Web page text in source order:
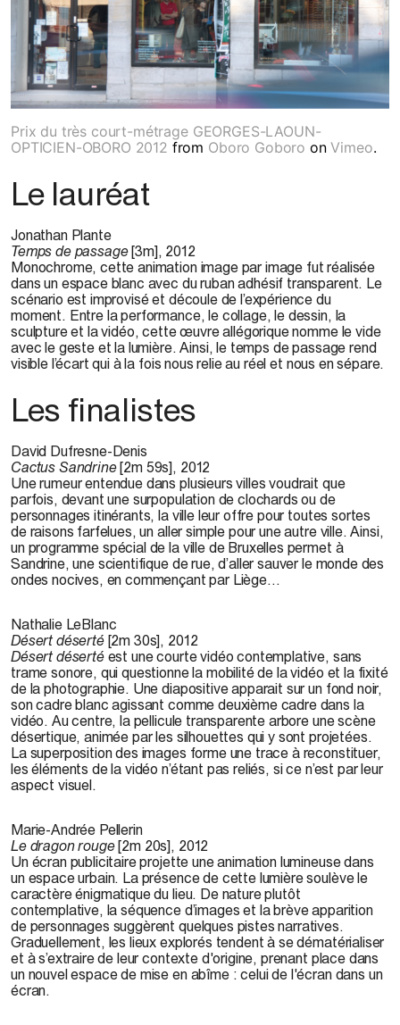
Prix du très court-métrage GEORGES-LAOUN-
OPTICIEN-OBORO 2012 from Oboro Goboro onVimeo.
Le lauréat
Jonathan Plante
Temps de passage[3m], 2012
Monochrome, cette animation image par image fut réalisée
dans un espace blanc avec du ruban adhésif transparent. Le
scénario est improvisé et découle de l’expérience du
moment. Entre la performance, le collage, le dessin, la
sculpture et la vidéo, cette œuvre allégorique nomme le vide
avec le geste et la lumière. Ainsi, le temps de passage rend
visible l’écart qui à la fois nous relie au réel et nous en sépare.
Les finalistes
David Dufresne-Denis
Cactus Sandrine[2m 59s], 2012
Une rumeur entendue dans plusieurs villes voudrait que
parfois, devant une surpopulation de clochards ou de
personnages itinérants, la ville leur offre pour toutes sortes
de raisons farfelues, un aller simple pour une autre ville. Ainsi,
un programme spécial de la ville de Bruxelles permet à
Sandrine, une scientifique de rue, d’aller sauver le monde des
ondes nocives, en commençant par Liège…
Nathalie LeBlanc
Désert déserté[2m 30s], 2012
Désert désertéest une courte vidéo contemplative, sans
trame sonore, qui questionne la mobilité de la vidéo et la fixité
de la photographie. Une diapositive apparait sur un fond noir,
son cadre blanc agissant comme deuxième cadre dans la
vidéo. Au centre, la pellicule transparente arbore une scène
désertique, animée par les silhouettes qui y sont projetées.
La superposition des images forme une trace à reconstituer,
les éléments de la vidéo n’étant pas reliés, si ce n’est par leur
aspect visuel.
Marie-Andrée Pellerin
Le dragon rouge[2m 20s], 2012
Un écran publicitaire projette une animation lumineuse dans
un espace urbain. La présence de cette lumière soulève le
caractère énigmatique du lieu. De nature plutôt
contemplative, la séquence d’images et la brève apparition
de personnages suggèrent quelques pistes narratives.
Graduellement, les lieux explorés tendent à se dématérialiser
et à s’extraire de leur contexte d'origine, prenant place dans
un nouvel espace de mise en abîme : celui de l'écran dans un
écran.